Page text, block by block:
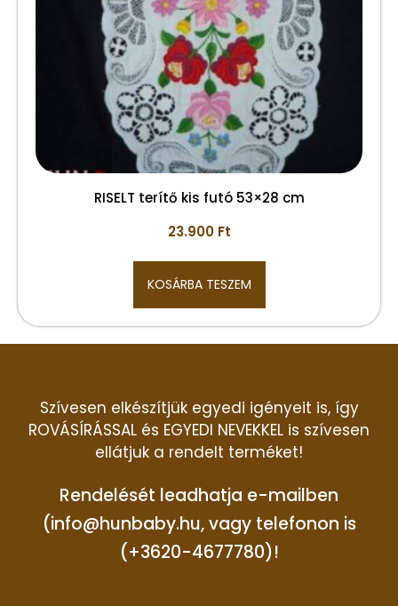
RISELT terítő kis futó 53×28 cm
23.900 Ft
KOSÁRBA TESZEM
Szívesen elkészítjük egyedi igényeit is, így
ROVÁSÍRÁSSAL és EGYEDI NEVEKKEL is szívesen
ellátjuk a rendelt terméket!
Rendelését leadhatja e-mailben
(info@hunbaby.hu, vagy telefonon is
(+3620-4677780)!